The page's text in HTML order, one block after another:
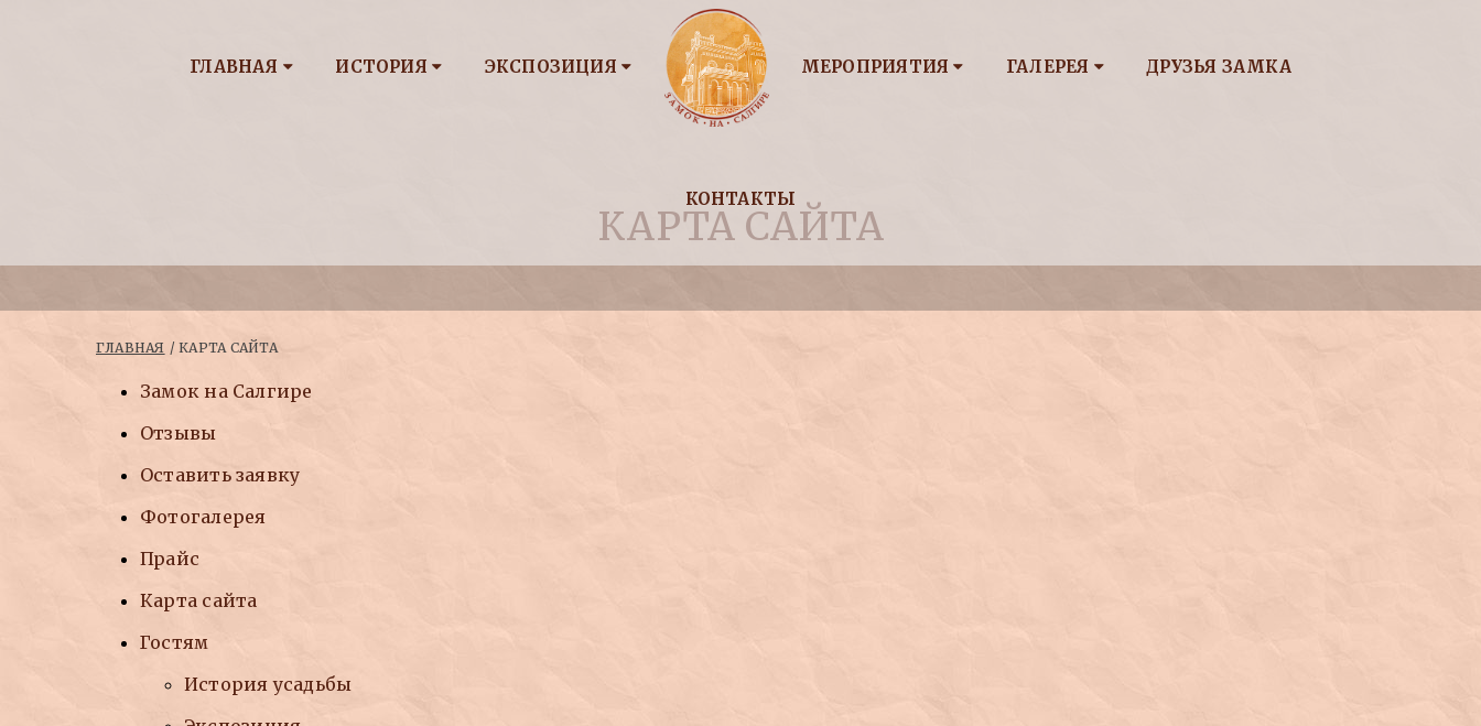
ГЛАВНАЯ ИСТОРИЯ ЭКСПОЗИЦИЯ МЕРОПРИЯТИЯ ГАЛЕРЕЯ ДРУЗЬЯ ЗАМКА
КОНТАКТЫ
КАРТА САЙТА
ГЛАВНАЯ КАРТА САЙТА
Замок на Салгире
Отзывы
Оставить заявку
Фотогалерея
Прайс
Карта сайта
Гостям
История усадьбы